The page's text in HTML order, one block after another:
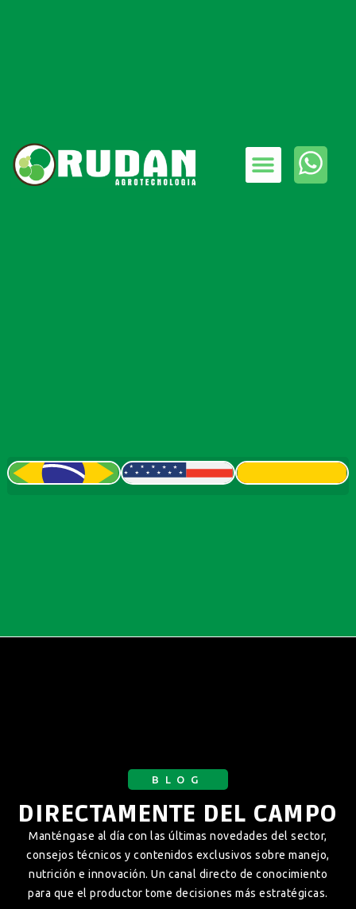
BLOG
DIRECTAMENTE DEL CAMPO
Manténgase al día con las últimas novedades del sector,
consejos técnicos y contenidos exclusivos sobre manejo,
nutrición e innovación. Un canal directo de conocimiento
para que el productor tome decisiones más estratégicas.